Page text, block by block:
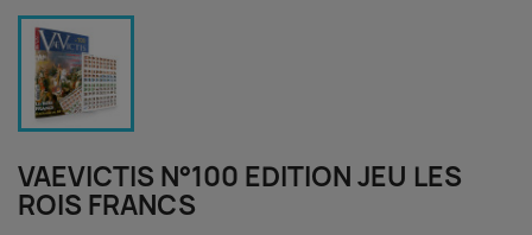
VAEVICTIS N°100 EDITION JEU LES
ROIS FRANCS